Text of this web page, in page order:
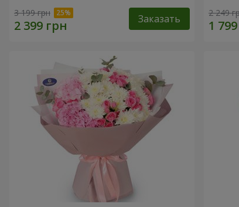
3 199 грн Заказать 2 249